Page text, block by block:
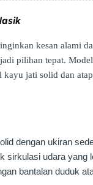
kesan alami
pilihan tepat.
kayu jati solid dan
dengan ukiran
sirkulasi udara yang
bantalan duduk